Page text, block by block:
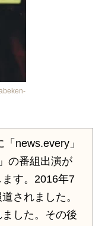
news.every」
の番組出演が
す。2016年7
されました。
した。その後